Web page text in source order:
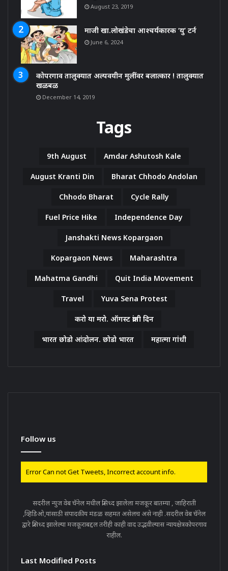
August 23, 2019
माजी खा.लोखंडेचा आश्चर्यकारक ‘यु’ टर्न
June 6, 2024
कोपरगाव तालुक्यात अल्पवयीन मुलींवर बलात्कार ! तालुक्यात
खळबळ
December 14, 2019
Tags
9th August Amdar Ashutosh Kale
August Kranti Din Bharat Chhodo Andolan
Chhodo Bharat Cycle Rally
Fuel Price Hike Independence Day
Janshakti News Kopargaon
Kopargaon News Maharashtra
Mahatma Gandhi Quit India Movement
Travel Yuva Sena Protest
करो या मरो. ऑगस्ट क्रांती दिन
भारत छोडो आंदोलन. छोडो भारत महात्मा गांधी
Follow us
Error Can not Get Tweets, Incorrect account info.
सदरील न्युज वेब चॅनेल मधील प्रसिध्द झालेला मजकूर बातम्या , जाहिराती
,व्हिडिओ,यांसाठी संपादकीय मंडळ सहमत असेलच असे नाही .सदरील वेब चॅनेल
द्वारे प्रसिध्द झालेल्या मजकूराबद्दल तरीही काही वाद उद्भवील्यास न्यायक्षेत्रकोपरगाव
राहील.
Last Modified Posts